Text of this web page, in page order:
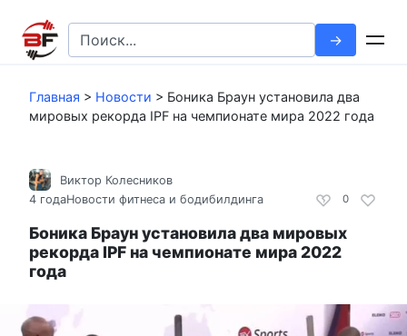
контенту
Search
for:
Главная > Новости > Боника Браун установила два
мировых рекорда IPF на чемпионате мира 2022 года
0
Виктор Колесников
4 годаНовости фитнеса и бодибилдинга
Боника Браун установила два мировых
рекорда IPF на чемпионате мира 2022
года